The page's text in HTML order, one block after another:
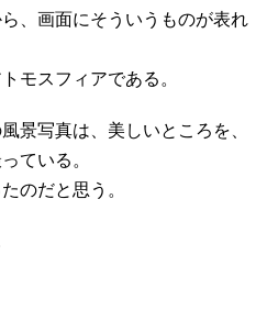
、画面にそういうものが表れ
モスフィアである。
景写真は、美しいところを、
ている。
のだと思う。